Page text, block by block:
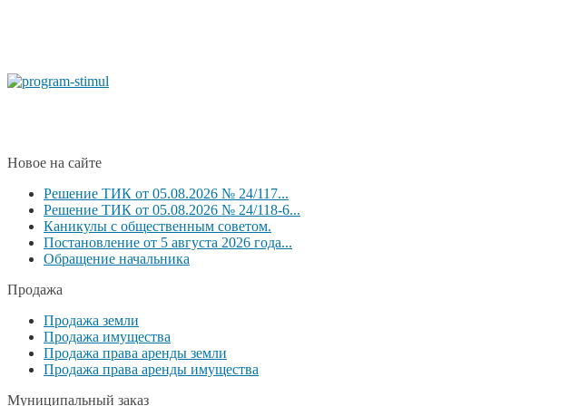
Новое на сайте
Решение ТИК от 05.08.2026 № 24/117...
Решение ТИК от 05.08.2026 № 24/118-6...
Каникулы с общественным советом.
Постановление от 5 августа 2026 года...
Обращение начальника
Продажа
Продажа земли
Продажа имущества
Продажа права аренды земли
Продажа права аренды имущества
Муниципальный заказ